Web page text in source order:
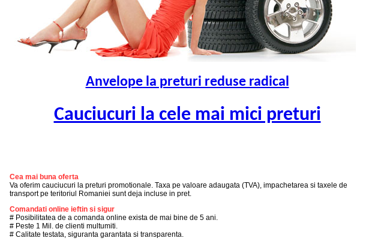
Anvelope la preturi reduse radical
Cauciucuri la cele mai mici preturi
Cea mai buna oferta
Va oferim cauciucuri la preturi promotionale. Taxa pe valoare adaugata (TVA), impachetarea si taxele de
transport pe teritoriul Romaniei sunt deja incluse in pret.
Comandati online ieftin si sigur
# Posibilitatea de a comanda online exista de mai bine de 5 ani.
# Peste 1 Mil. de clienti multumiti.
# Calitate testata, siguranta garantata si transparenta.